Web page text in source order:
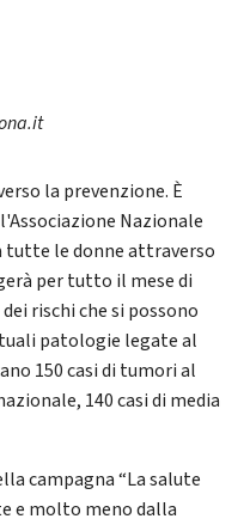
la prevenzione. È
Nazionale
tutte le donne attraverso
per tutto il mese di
rischi che si possono
patologie legate al
150 casi di tumori al
140 casi di media
campagna “La salute
e molto meno dalla